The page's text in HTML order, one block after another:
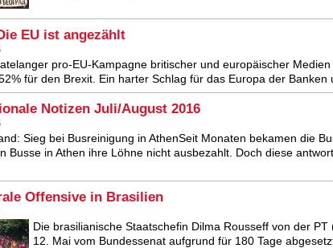
EU ist angezählt
pro-EU-Kampagne britischer und europäischer
für den Brexit. Ein harter Schlag für das Europa der Banken
Notizen Juli/August 2016
Sieg bei Busreinigung in AthenSeit Monaten bekamen die
Busse in Athen ihre Löhne nicht ausbezahlt. Doch diese
Offensive in Brasilien
Die brasilianische Staatschefin Dilma Rousseff von der PT
12. Mai vom Bundessenat aufgrund für 180 Tage